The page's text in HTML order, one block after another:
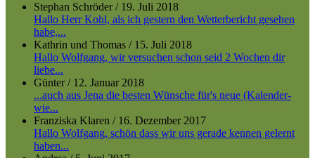
Stephan Schröder/ 19. Juli 2018
Hallo Herr Kohl, als ich gestern den Wetterbericht gesehen
habe,...
Kathrin und Thomas / 15. Juli 2018
Hallo Wolfgang, wir versuchen schon seid 2 Wochen dir
liebe...
Günter/ 12. Januar 2018
...auch aus Jena die besten Wünsche für's neue (Kalender-
wie...
Franziska Klaren / 16. Dezember 2017
Hallo Wolfgang, schön dass wir uns gerade kennen gelernt
haben...